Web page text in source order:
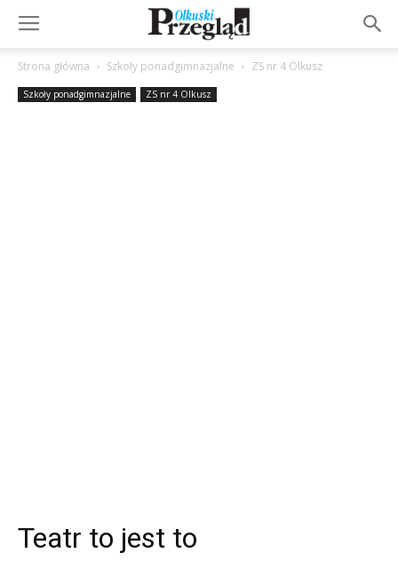
Strona główna Szkoły ponadgimnazjalne ZS nr 4 Olkusz
Szkoły ponadgimnazjalne ZS nr 4 Olkusz
Teatr to jest to